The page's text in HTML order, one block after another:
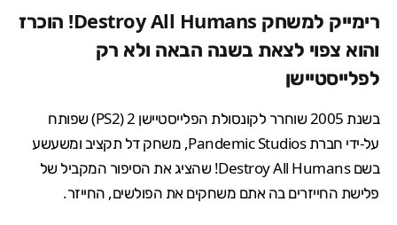
רימייק למשחק Destroy All Humans! הוכרז
והוא צפוי לצאת בשנה הבאה ולא רק
לפלייסטיישן
בשנת 2005 שוחרר לקונסולת הפלייסטיישן 2 (PS2) שפותח
על-ידי חברת Pandemic Studios, משחק דל תקציב ומשעשע
בשם Destroy All Humans! שהציג את הסיפור המקביל של
פלישת החייזרים בה אתם משחקים את הפולשים, החייזר.